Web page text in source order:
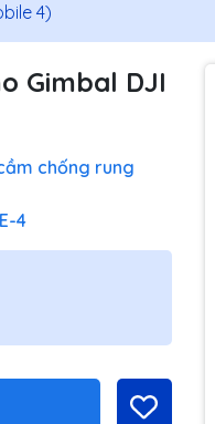
4)
Gimbal DJI
chống rung
4